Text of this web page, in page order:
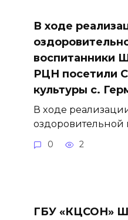
В ходе
воспитанники
РЦН посетили
культуры с.
В ходе
0 2
ГБУ «КЦСОН»